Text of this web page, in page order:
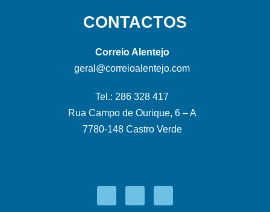
CONTACTOS
Correio Alentejo
geral@correioalentejo.com
Tel.: 286 328 417
Rua Campo de Ourique, 6 – A
7780-148 Castro Verde